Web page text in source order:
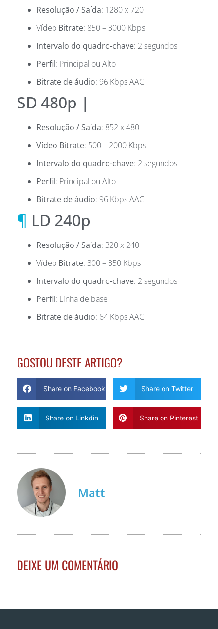
Resolução / Saída: 1280 x 720
Vídeo Bitrate: 850 – 3000 Kbps
Intervalo do quadro-chave: 2 segundos
Perfil: Principal ou Alto
Bitrate de áudio: 96 Kbps AAC
SD 480p |
Resolução / Saída: 852 x 480
Vídeo Bitrate: 500 – 2000 Kbps
Intervalo do quadro-chave: 2 segundos
Perfil: Principal ou Alto
Bitrate de áudio: 96 Kbps AAC
¶ LD 240p
Resolução / Saída: 320 x 240
Vídeo Bitrate: 300 – 850 Kbps
Intervalo do quadro-chave: 2 segundos
Perfil: Linha de base
Bitrate de áudio: 64 Kbps AAC
GOSTOU DESTE ARTIGO?
Share on Facebook Share on Twitter
Share on Linkdin Share on Pinterest
Matt
DEIXE UM COMENTÁRIO